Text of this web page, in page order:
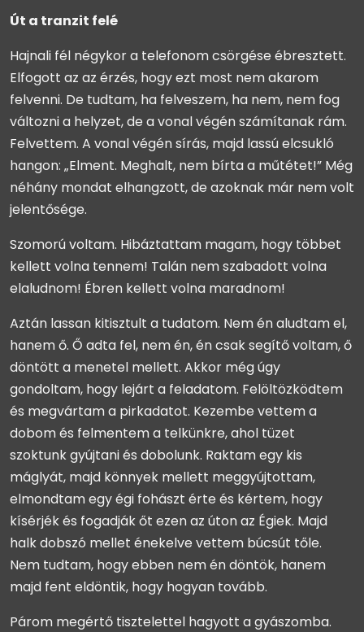
Út a tranzit felé
Hajnali fél négykor a telefonom csörgése ébresztett.
Elfogott az az érzés, hogy ezt most nem akarom
felvenni. De tudtam, ha felveszem, ha nem, nem fog
változni a helyzet, de a vonal végén számítanak rám.
Felvettem. A vonal végén sírás, majd lassú elcsukló
hangon: „Elment. Meghalt, nem bírta a műtétet!” Még
néhány mondat elhangzott, de azoknak már nem volt
jelentősége.
Szomorú voltam. Hibáztattam magam, hogy többet
kellett volna tennem! Talán nem szabadott volna
elaludnom! Ébren kellett volna maradnom!
Aztán lassan kitisztult a tudatom. Nem én aludtam el,
hanem ő. Ő adta fel, nem én, én csak segítő voltam, ő
döntött a menetel mellett. Akkor még úgy
gondoltam, hogy lejárt a feladatom. Felöltözködtem
és megvártam a pirkadatot. Kezembe vettem a
dobom és felmentem a telkünkre, ahol tüzet
szoktunk gyújtani és dobolunk. Raktam egy kis
máglyát, majd könnyek mellett meggyújtottam,
elmondtam egy égi fohászt érte és kértem, hogy
kísérjék és fogadják őt ezen az úton az Égiek. Majd
halk dobszó mellet énekelve vettem búcsút tőle.
Nem tudtam, hogy ebben nem én döntök, hanem
majd fent eldöntik, hogy hogyan tovább.
Párom megértő tisztelettel hagyott a gyászomba.